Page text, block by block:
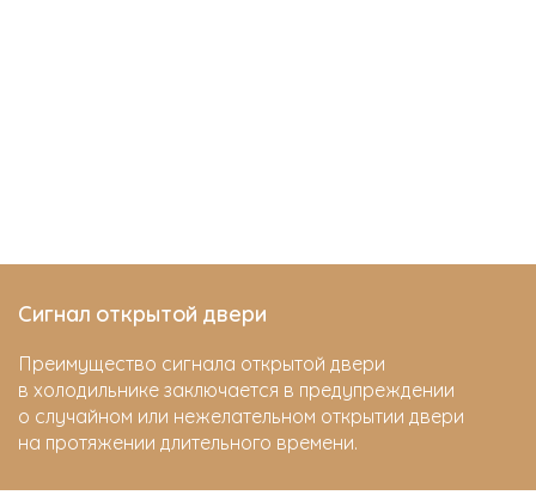
Сигнал открытой двери
Преимущество сигнала открытой двери
в холодильнике заключается в предупреждении
о случайном или нежелательном открытии двери
на протяжении длительного времени.